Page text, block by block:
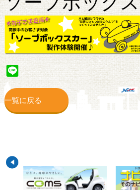
Line
一覧に戻る